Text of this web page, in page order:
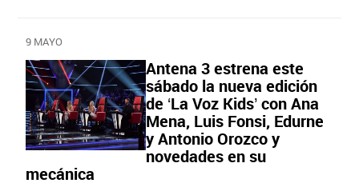
9 MAYO
Antena 3 estrena este
sábado la nueva edición
de ‘La Voz Kids’ con Ana
Mena, Luis Fonsi, Edurne
y Antonio Orozco y
novedades en su
mecánica